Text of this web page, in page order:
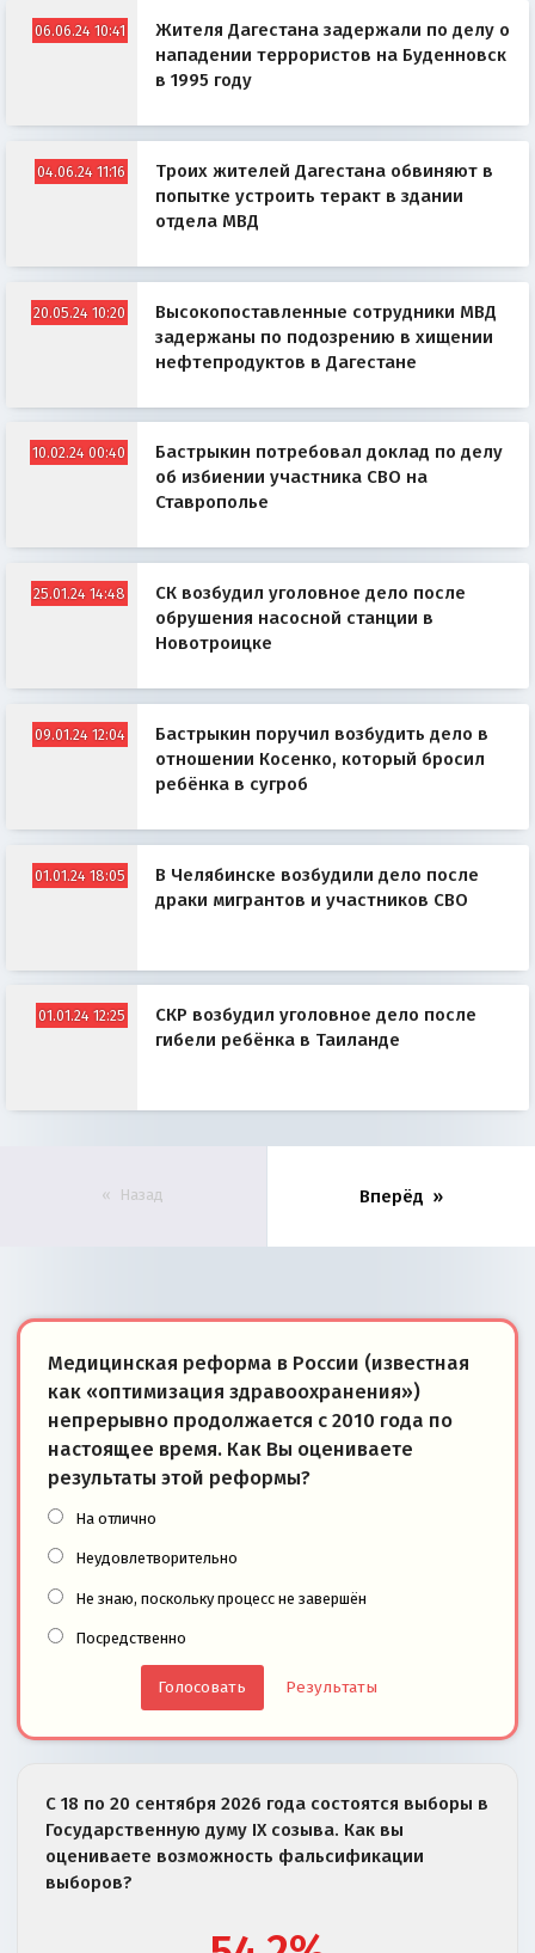
06.06.24 10:41
Жителя Дагестана задержали по делу о
нападении террористов на Буденновск
в 1995 году
04.06.24 11:16
Троих жителей Дагестана обвиняют в
попытке устроить теракт в здании
отдела МВД
20.05.24 10:20
Высокопоставленные сотрудники МВД
задержаны по подозрению в хищении
нефтепродуктов в Дагестане
10.02.24 00:40
Бастрыкин потребовал доклад по делу
об избиении участника СВО на
Ставрополье
25.01.24 14:48
СК возбудил уголовное дело после
обрушения насосной станции в
Новотроицке
09.01.24 12:04
Бастрыкин поручил возбудить дело в
отношении Косенко, который бросил
ребёнка в сугроб
01.01.24 18:05
В Челябинске возбудили дело после
драки мигрантов и участников СВО
01.01.24 12:25
СКР возбудил уголовное дело после
гибели ребёнка в Таиланде
Назад Вперёд
Медицинская реформа в России (известная
как «оптимизация здравоохранения»)
непрерывно продолжается с 2010 года по
настоящее время. Как Вы оцениваете
результаты этой реформы?
На отлично
Неудовлетворительно
Не знаю, поскольку процесс не завершён
Посредственно
Результаты
С 18 по 20 сентября 2026 года состоятся выборы в
Государственную думу IX созыва. Как вы
оцениваете возможность фальсификации
выборов?